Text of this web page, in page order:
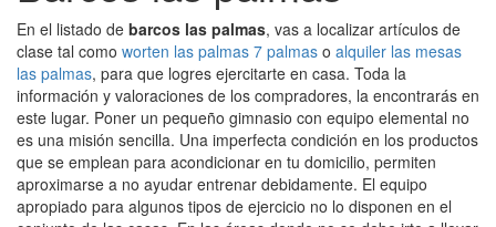
En el listado de barcos las palmas, vas a localizar artículos de
clase tal como worten las palmas 7 palmas o alquiler las mesas
las palmas, para que logres ejercitarte en casa. Toda la
información y valoraciones de los compradores, la encontrarás en
este lugar. Poner un pequeño gimnasio con equipo elemental no
es una misión sencilla. Una imperfecta condición en los productos
que se emplean para acondicionar en tu domicilio, permiten
aproximarse a no ayudar entrenar debidamente. El equipo
apropiado para algunos tipos de ejercicio no lo disponen en el